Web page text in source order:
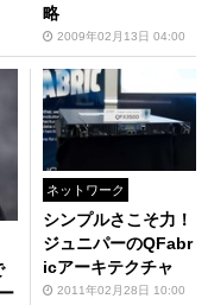
略
2009年02月13日 04:00
ネットワーク
シンプルさこそ力！
ジュニパーのQFabr
icアーキテクチャ
2011年02月28日 10:00